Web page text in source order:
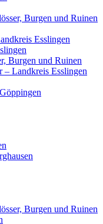
Burgen und Ruinen
Esslingen
Burgen und Ruinen
– Landkreis Esslingen
Burgen und Ruinen